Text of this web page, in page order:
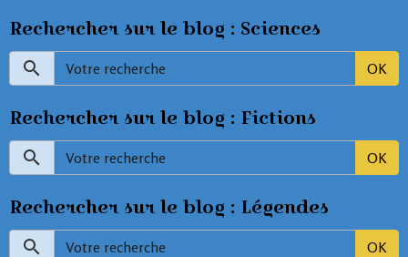
Rechercher sur le blog : Sciences
OK
Rechercher sur le blog : Fictions
OK
Rechercher sur le blog : Légendes
OK